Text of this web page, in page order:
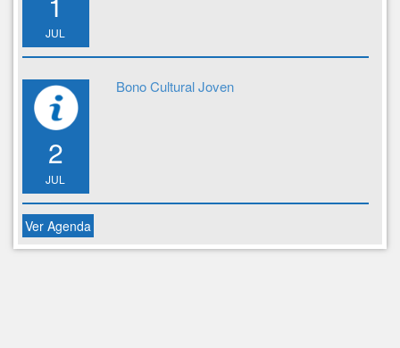
JUL
2
JUL
Bono Cultural Joven
Ver Agenda